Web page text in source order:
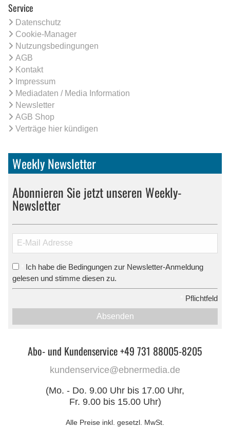
Service
Datenschutz
Cookie-Manager
Nutzungsbedingungen
AGB
Kontakt
Impressum
Mediadaten / Media Information
Newsletter
AGB Shop
Verträge hier kündigen
Weekly Newsletter
Abonnieren Sie jetzt unseren Weekly-
Newsletter
Ich habe die Bedingungen zur Newsletter-Anmeldung
gelesen und stimme diesen zu.
Pflichtfeld
Absenden
Abo- und Kundenservice +49 731 88005-8205
kundenservice@ebnermedia.de
(Mo. - Do. 9.00 Uhr bis 17.00 Uhr,
Fr. 9.00 bis 15.00 Uhr)
Alle Preise inkl. gesetzl. MwSt.